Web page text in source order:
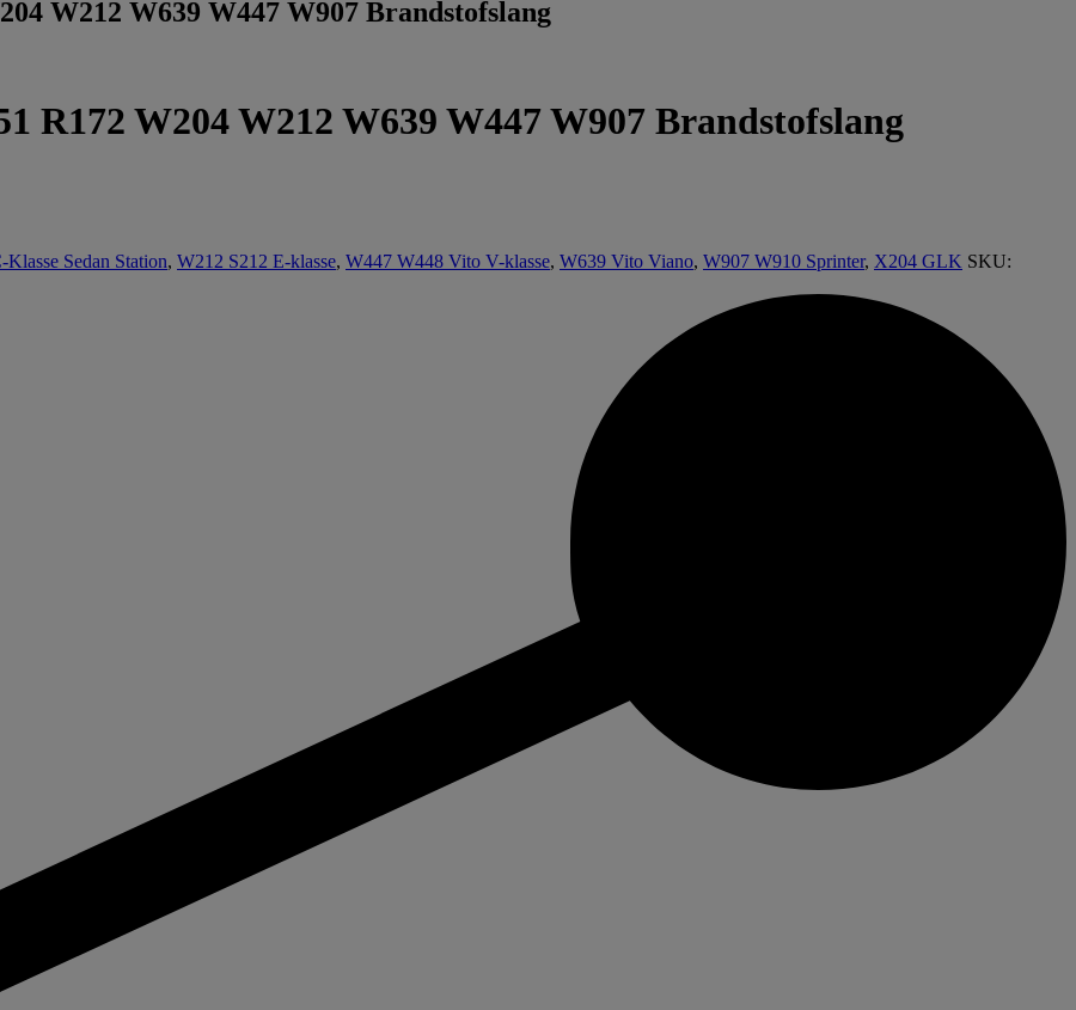
W212 W639 W447 W907 Brandstofslang
R172 W204 W212 W639 W447 W907 Brandstofslang
Sedan Station, W212 S212 E-klasse, W447 W448 Vito V-klasse, W639 Vito Viano, W907 W910 Sprinter, X204 GLK SKU: